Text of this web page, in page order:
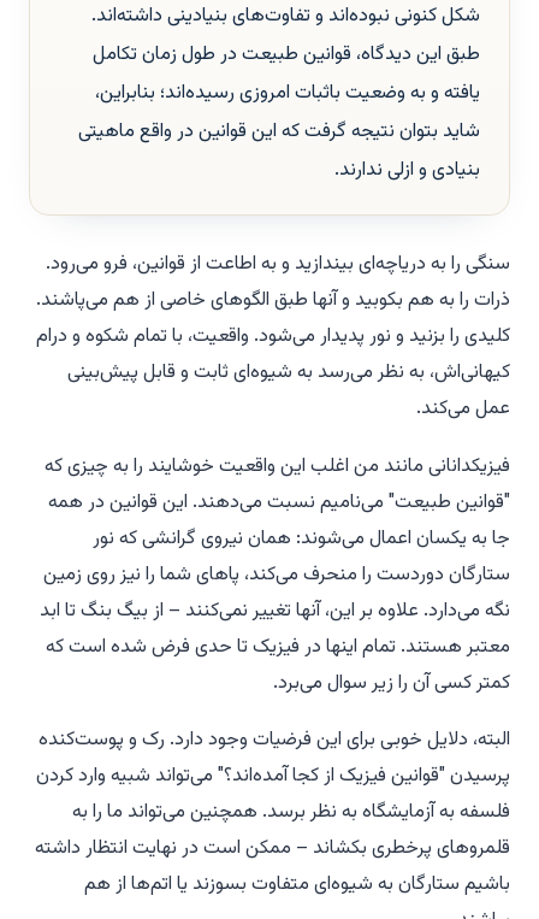
شکل کنونی نبوده‌اند و تفاوت‌های بنیادینی داشته‌اند.
طبق این دیدگاه، قوانین طبیعت در طول زمان تکامل
یافته و به وضعیت باثبات امروزی رسیده‌اند؛ بنابراین،
شاید بتوان نتیجه گرفت که این قوانین در واقع ماهیتی
بنیادی و ازلی ندارند.
سنگی را به دریاچه‌ای بیندازید و به اطاعت از قوانین، فرو می‌رود.
ذرات را به هم بکوبید و آنها طبق الگوهای خاصی از هم می‌پاشند.
کلیدی را بزنید و نور پدیدار می‌شود. واقعیت، با تمام شکوه و درام
کیهانی‌اش، به نظر می‌رسد به شیوه‌ای ثابت و قابل پیش‌بینی
عمل می‌کند.
فیزیکدانانی مانند من اغلب این واقعیت خوشایند را به چیزی که
"قوانین طبیعت" می‌نامیم نسبت می‌دهند. این قوانین در همه
جا به یکسان اعمال می‌شوند: همان نیروی گرانشی که نور
ستارگان دوردست را منحرف می‌کند، پاهای شما را نیز روی زمین
نگه می‌دارد. علاوه بر این، آنها تغییر نمی‌کنند – از بیگ بنگ تا ابد
معتبر هستند. تمام اینها در فیزیک تا حدی فرض شده است که
کمتر کسی آن را زیر سوال می‌برد.
البته، دلایل خوبی برای این فرضیات وجود دارد. رک و پوست‌کنده
پرسیدن "قوانین فیزیک از کجا آمده‌اند؟" می‌تواند شبیه وارد کردن
فلسفه به آزمایشگاه به نظر برسد. همچنین می‌تواند ما را به
قلمروهای پرخطری بکشاند – ممکن است در نهایت انتظار داشته
باشیم ستارگان به شیوه‌ای متفاوت بسوزند یا اتم‌ها از هم